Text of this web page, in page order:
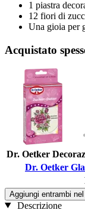
1 piastra
12 fiori di
Una gioia per
Acquistato
Dr. Oetker
Dr. Oetker
Aggiungi entrambi
Descrizione